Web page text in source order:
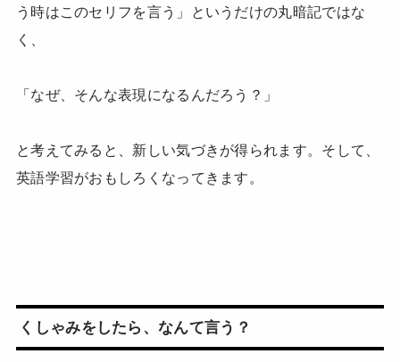
う時はこのセリフを言う」というだけの丸暗記ではな
く、
「なぜ、そんな表現になるんだろう？」
と考えてみると、新しい気づきが得られます。そして、
英語学習がおもしろくなってきます。
くしゃみをしたら、なんて言う？